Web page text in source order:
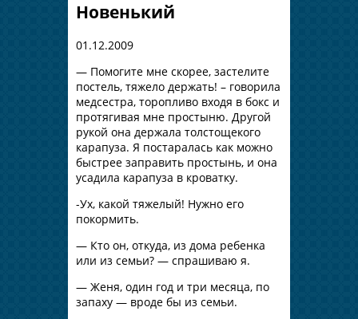
Новенький
01.12.2009
— Помогите мне скорее, застелите
постель, тяжело держать! – говорила
медсестра, торопливо входя в бокс и
протягивая мне простыню. Другой
рукой она держала толстощекого
карапуза. Я постаралась как можно
быстрее заправить простынь, и она
усадила карапуза в кроватку.
-Ух, какой тяжелый! Нужно его
покормить.
— Кто он, откуда, из дома ребенка
или из семьи? — спрашиваю я.
— Женя, один год и три месяца, по
запаху — вроде бы из семьи.